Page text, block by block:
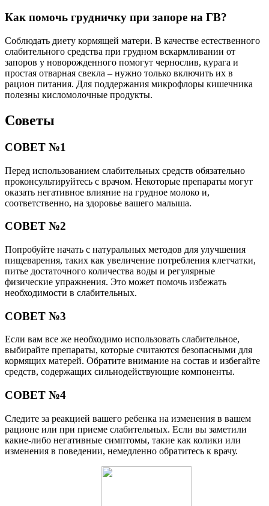
Как помочь грудничку при запоре на ГВ?
Соблюдать диету кормящей матери. В качестве естественного
слабительного средства при грудном вскармливании от
запоров у новорожденного помогут чернослив, курага и
простая отварная свекла – нужно только включить их в
рацион питания. Для поддержания микрофлоры кишечника
полезны кисломолочные продукты.
Советы
СОВЕТ №1
Перед использованием слабительных средств обязательно
проконсультируйтесь с врачом. Некоторые препараты могут
оказать негативное влияние на грудное молоко и,
соответственно, на здоровье вашего малыша.
СОВЕТ №2
Попробуйте начать с натуральных методов для улучшения
пищеварения, таких как увеличение потребления клетчатки,
питье достаточного количества воды и регулярные
физические упражнения. Это может помочь избежать
необходимости в слабительных.
СОВЕТ №3
Если вам все же необходимо использовать слабительное,
выбирайте препараты, которые считаются безопасными для
кормящих матерей. Обратите внимание на состав и избегайте
средств, содержащих сильнодействующие компоненты.
СОВЕТ №4
Следите за реакцией вашего ребенка на изменения в вашем
рационе или при приеме слабительных. Если вы заметили
какие-либо негативные симптомы, такие как колики или
изменения в поведении, немедленно обратитесь к врачу.